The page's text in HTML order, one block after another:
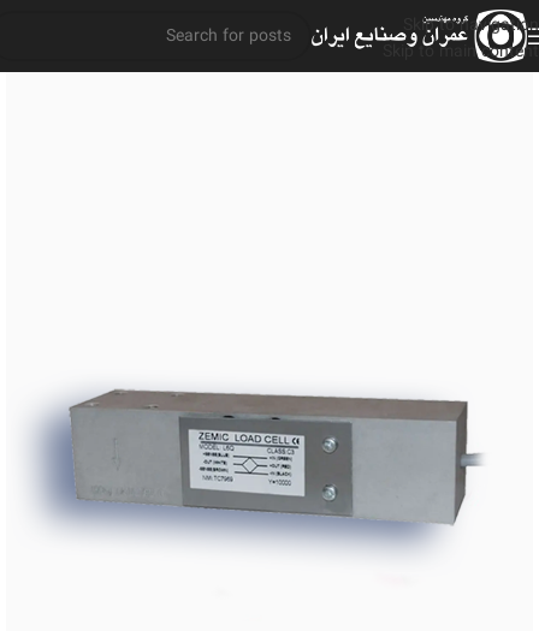
Skip to navigation
Skip to main content